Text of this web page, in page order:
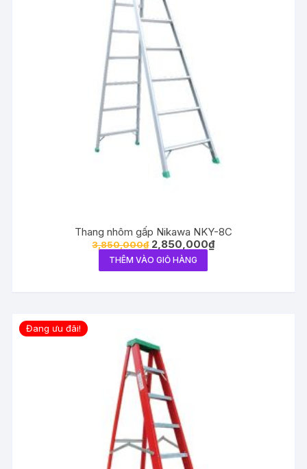
Thang nhôm gấp Nikawa NKY-8C
3,850,000₫ 2,850,000₫
THÊM VÀO GIỎ HÀNG
Đang ưu đãi!